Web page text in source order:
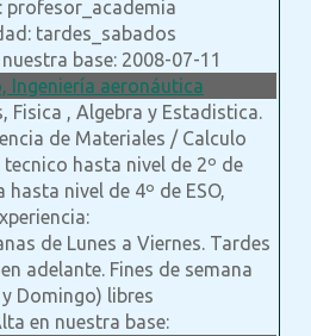
profesor_academia
tardes_sabados
base: 2008-07-11
Ingeniería aeronáutica
Fisica , Algebra y Estadistica.
de Materiales / Calculo
hasta nivel de 2º de
hasta nivel de 4º de ESO,
de Lunes a Viernes. Tardes
adelante. Fines de semana
Domingo) libres
en nuestra base: